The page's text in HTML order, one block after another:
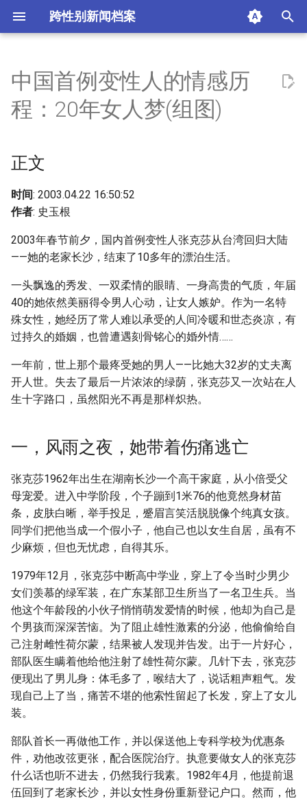
跨性别新闻档案
a
l
i
z
g
s
e
正文
绿荫
回到自己的家
四，最爱她的男人走了，女人
梦还没完
热门评论
摘要与附加信息
附加信息 [Processed Page
中国首例变性人的情感历
程：20年女人梦(组图)
正文
时间: 2003.04.22 16:50:52
作者: 史玉根
2003年春节前夕，国内首例变性人张克莎从台湾回归大陆
——她的老家长沙，结束了10多年的漂泊生活。
一头飘逸的秀发、一双柔情的眼睛、一身高贵的气质，年届
40的她依然美丽得令男人心动，让女人嫉妒。作为一名特
殊女性，她经历了常人难以承受的人间冷暖和世态炎凉，有
过持久的婚姻，也曾遭遇刻骨铭心的婚外情……
一年前，世上那个最疼受她的男人——比她大32岁的丈夫离
开人世。失去了最后一片浓浓的绿荫，张克莎又一次站在人
生十字路口，虽然阳光不再是那样炽热。
一，风雨之夜，她带着伤痛逃亡
张克莎1962年出生在湖南长沙一个高干家庭，从小倍受父
母宠爱。进入中学阶段，个子蹦到1米76的他竟然身材苗
条，皮肤白晰，举手投足，蹙眉言笑活脱脱像个纯真女孩。
同学们把他当成一个假小子，他自己也以女生自居，虽有不
少麻烦，但也无忧虑，自得其乐。
1979年12月，张克莎中断高中学业，穿上了令当时少男少
女们羡慕的绿军装，在广东某部卫生所当了一名卫生兵。当
他这个年龄段的小伙子悄悄萌发爱情的时候，他却为自己是
个男孩而深深苦恼。为了阻止雄性激素的分泌，他偷偷给自
己注射雌性荷尔蒙，结果被人发现并告发。出于一片好心，
部队医生瞒着他给他注射了雄性荷尔蒙。几针下去，张克莎
便现出了男儿身：体毛多了，喉结大了，说话粗声粗气。发
现自己上了当，痛苦不堪的他索性留起了长发，穿上了女儿
装。
部队首长一再做他工作，并以保送他上专科学校为优惠条
件，劝他改弦更张，配合医院治疗。执意要做女人的张克莎
什么话也听不进去，仍然我行我素。1982年4月，他提前退
伍回到了老家长沙，并以女性身份重新登记户口。然而，他